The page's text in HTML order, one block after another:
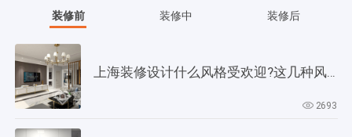
装修前 装修中 装修后
上海装修设计什么风格受欢迎?这几种风格是当下正流行!
2693